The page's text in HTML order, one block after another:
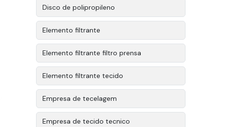
Disco de polipropileno
Elemento filtrante
Elemento filtrante filtro prensa
Elemento filtrante tecido
Empresa de tecelagem
Empresa de tecido tecnico